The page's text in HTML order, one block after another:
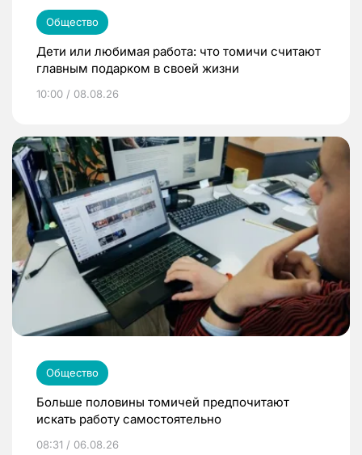
Общество
Дети или любимая работа: что томичи считают
главным подарком в своей жизни
10:00 / 08.08.26
Общество
Больше половины томичей предпочитают
искать работу самостоятельно
08:31 / 06.08.26